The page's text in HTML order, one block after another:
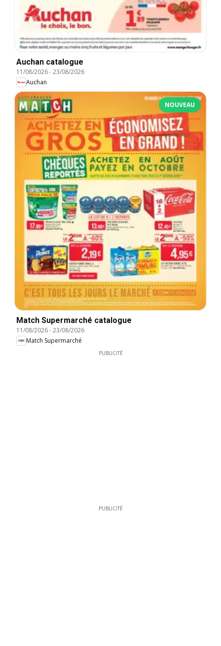
Auchan catalogue
11/08/2026-23/08/2026
Auchan
NOUVEAU
Match Supermarché catalogue
11/08/2026-23/08/2026
Match Supermarché
PUBLICITÉ
PUBLICITÉ